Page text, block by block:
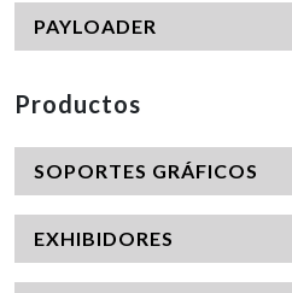
PAYLOADER
Productos
SOPORTES GRÁFICOS
EXHIBIDORES